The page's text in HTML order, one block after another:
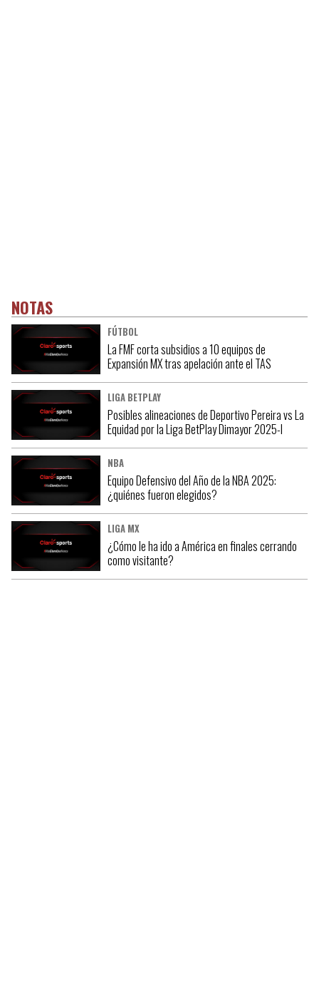
NOTAS
FÚTBOL
La FMF corta subsidios a 10 equipos de
Expansión MX tras apelación ante el TAS
LIGA BETPLAY
Posibles alineaciones de Deportivo Pereira vs La
Equidad por la Liga BetPlay Dimayor 2025-I
NBA
Equipo Defensivo del Año de la NBA 2025:
¿quiénes fueron elegidos?
LIGA MX
¿Cómo le ha ido a América en finales cerrando
como visitante?